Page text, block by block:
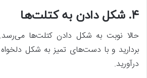
۴. شکل دادن به کتلت‌ها
حالا نوبت به شکل دادن کتلت‌ها
بردارید و با دست‌های تمیز به شکل
درآورید.